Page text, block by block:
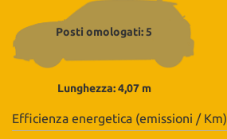
Posti omologati: 5
Lunghezza: 4,07 m
Efficienza energetica (emissioni / Km)